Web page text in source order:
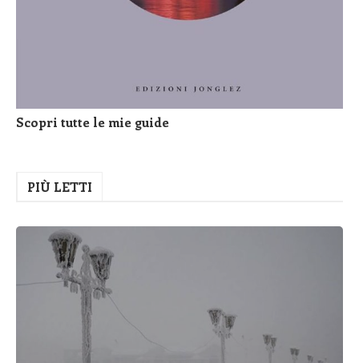
Scopri tutte le mie guide
PIÙ LETTI